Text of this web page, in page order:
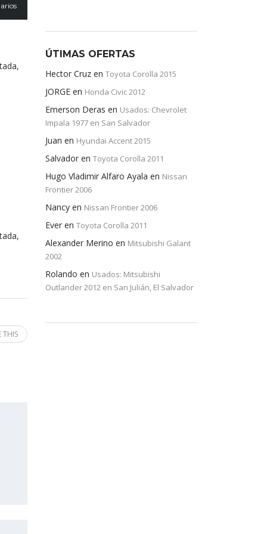
THIS
ÚTIMAS OFERTAS
Hector Cruz en Toyota Corolla 2015
JORGE en Honda Civic 2012
Emerson Deras en Usados: Chevrolet
Impala 1977 en San Salvador
Juan en Hyundai Accent 2015
Salvador en Toyota Corolla 2011
Hugo Vladimir Alfaro Ayala en Nissan
Frontier 2006
Nancy en Nissan Frontier 2006
Ever en Toyota Corolla 2011
Alexander Merino en Mitsubishi Galant
2002
Rolando en Usados: Mitsubishi
Outlander 2012 en San Julián, El Salvador